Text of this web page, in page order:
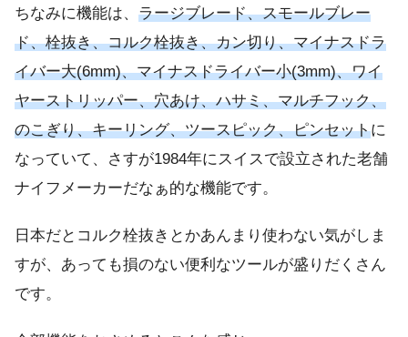
ちなみに機能は、 ラージブレード、スモールブレー
ド、栓抜き、コルク栓抜き、カン切り、マイナスドラ
イバー大(6mm)、マイナスドライバー小(3mm)、ワイ
ヤーストリッパー、穴あけ、ハサミ、マルチフック、
のこぎり、キーリング、ツースピック、ピンセットに
なっていて、さすが1984年にスイスで設立された老舗
ナイフメーカーだなぁ的な機能です。
日本だとコルク栓抜きとかあんまり使わない気がしま
すが、あっても損のない便利なツールが盛りだくさん
です。